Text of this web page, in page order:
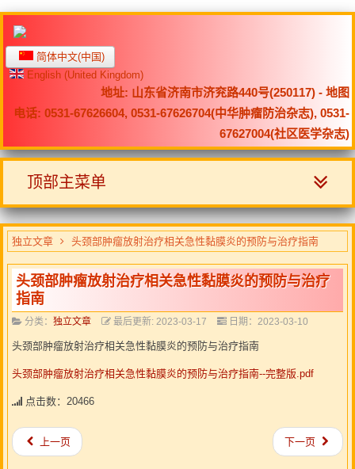
简体中文(中国)
English (United Kingdom)
地址: 山东省济南市济兖路440号(250117) - 地图
电话: 0531-67626604, 0531-67626704(中华肿瘤防治杂志), 0531-
67627004(社区医学杂志)
顶部主菜单
独立文章 头颈部肿瘤放射治疗相关急性黏膜炎的预防与治疗指南
头颈部肿瘤放射治疗相关急性黏膜炎的预防与治疗
指南
分类： 独立文章 最后更新: 2023-03-17 日期：2023-03-10
头颈部肿瘤放射治疗相关急性黏膜炎的预防与治疗指南
头颈部肿瘤放射治疗相关急性黏膜炎的预防与治疗指南--完整版.pdf
点击数：20466
上一页 下一页